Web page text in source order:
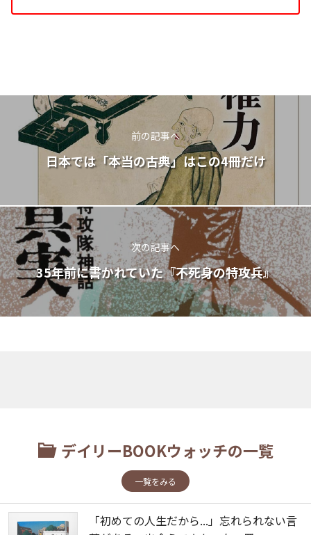
前の記事へ
日本では「本当の古典」はこの4冊だけ
次の記事へ
35年前に書かれていた『不死身の特攻兵』
デイリーBOOKウォッチの一覧
一覧をみる
「初めての人生だから...」忘れられない言